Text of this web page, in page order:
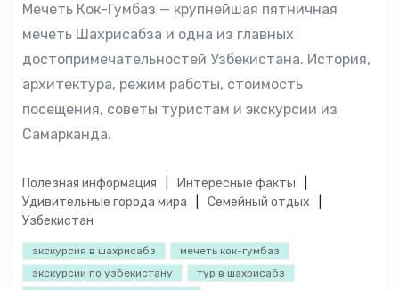
Мечеть Кок-Гумбаз — крупнейшая пятничная
мечеть Шахрисабза и одна из главных
достопримечательностей Узбекистана. История,
архитектура, режим работы, стоимость
посещения, советы туристам и экскурсии из
Самарканда.
Полезная информация
Интересные факты
Удивительные города мира
Семейный отдых
Узбекистан
экскурсия в шахрисабз
мечеть кок-гумбаз
экскурсии по узбекистану
тур в шахрисабз